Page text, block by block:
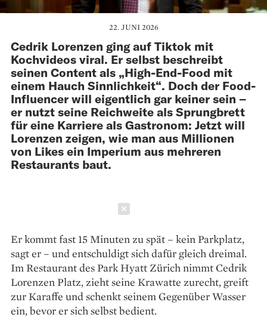
22. JUNI 2026
Cedrik Lorenzen ging auf Tiktok mit
Kochvideos viral. Er selbst beschreibt
seinen Content als „High-End-Food mit
einem Hauch Sinnlichkeit“. Doch der Food-
Influencer will eigentlich gar keiner sein –
er nutzt seine Reichweite als Sprungbrett
für eine Karriere als Gastronom: Jetzt will
Lorenzen zeigen, wie man aus Millionen
von Likes ein ­Imperium aus mehreren
Restaurants baut.
Er kommt fast 15 Minuten zu spät – kein Parkplatz,
sagt er – und entschuldigt sich dafür gleich dreimal.
Im Restaurant des Park Hyatt Zürich nimmt Cedrik
Lorenzen Platz, zieht seine Krawatte zurecht, greift
zur Karaffe und schenkt seinem Gegenüber Wasser
ein, bevor er sich selbst bedient.